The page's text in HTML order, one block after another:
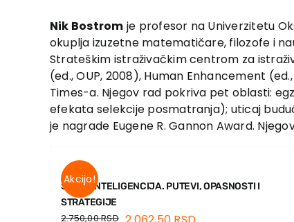
Nik Bostrom je profesor na Univerzitetu
okuplja izuzetne matematičare, filozofe i
Strateškim istraživačkim centrom za
(ed., OUP, 2008), Human Enhancement
Times-a. Njegov rad pokriva pet oblasti:
efekata selekcije posmatranja); uticaj
je nagrade Eugene R. Gannon Award.
Akcija!
SUPERINTELIGENCIJA. PUTEVI, OPASNOSTI I
STRATEGIJE
2.750,00RSD